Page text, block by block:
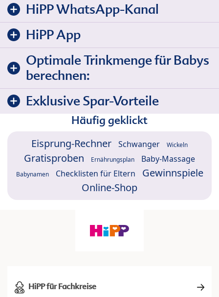
HiPP WhatsApp-Kanal
HiPP App
Optimale Trinkmenge für Babys
berechnen:
Exklusive Spar-Vorteile
Häufig geklickt
Eisprung-Rechner Schwanger Wickeln
Gratisproben Ernährungsplan Baby-Massage
Babynamen Checklisten für Eltern
Gewinnspiele
Online-Shop
HiPP für Fachkreise